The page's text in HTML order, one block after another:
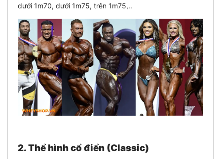
dưới 1m70, dưới 1m75, trên 1m75,..
2. Thể hình cổ điển (Classic)